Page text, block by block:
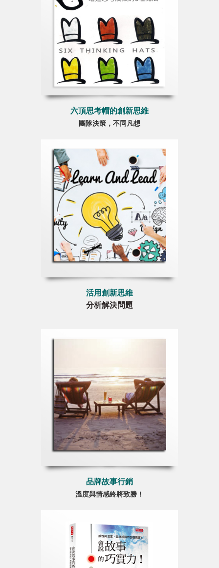
六頂思考帽的創新思維
團隊決策，不同凡想
活用創新思維
分析解決問題
品牌故事行銷
溫度與情感終將致勝！